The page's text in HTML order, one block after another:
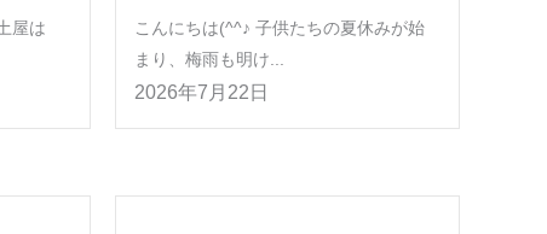
屋は
こんにちは(^^♪ 子供たちの夏休みが始
まり、梅雨も明け...
2026年7月22日